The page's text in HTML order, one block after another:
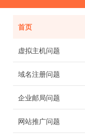
首页
虚拟主机问题
域名注册问题
企业邮局问题
网站推广问题